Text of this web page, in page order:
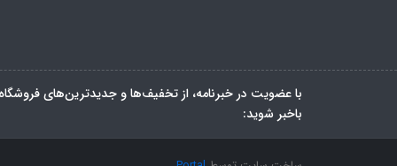
با عضویت در خبرنامه، از تخفیف‌ها و جدیدترین‌های
باخبر شوید: